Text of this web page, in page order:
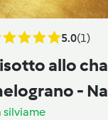
5.0(1)
allo
-
silviame